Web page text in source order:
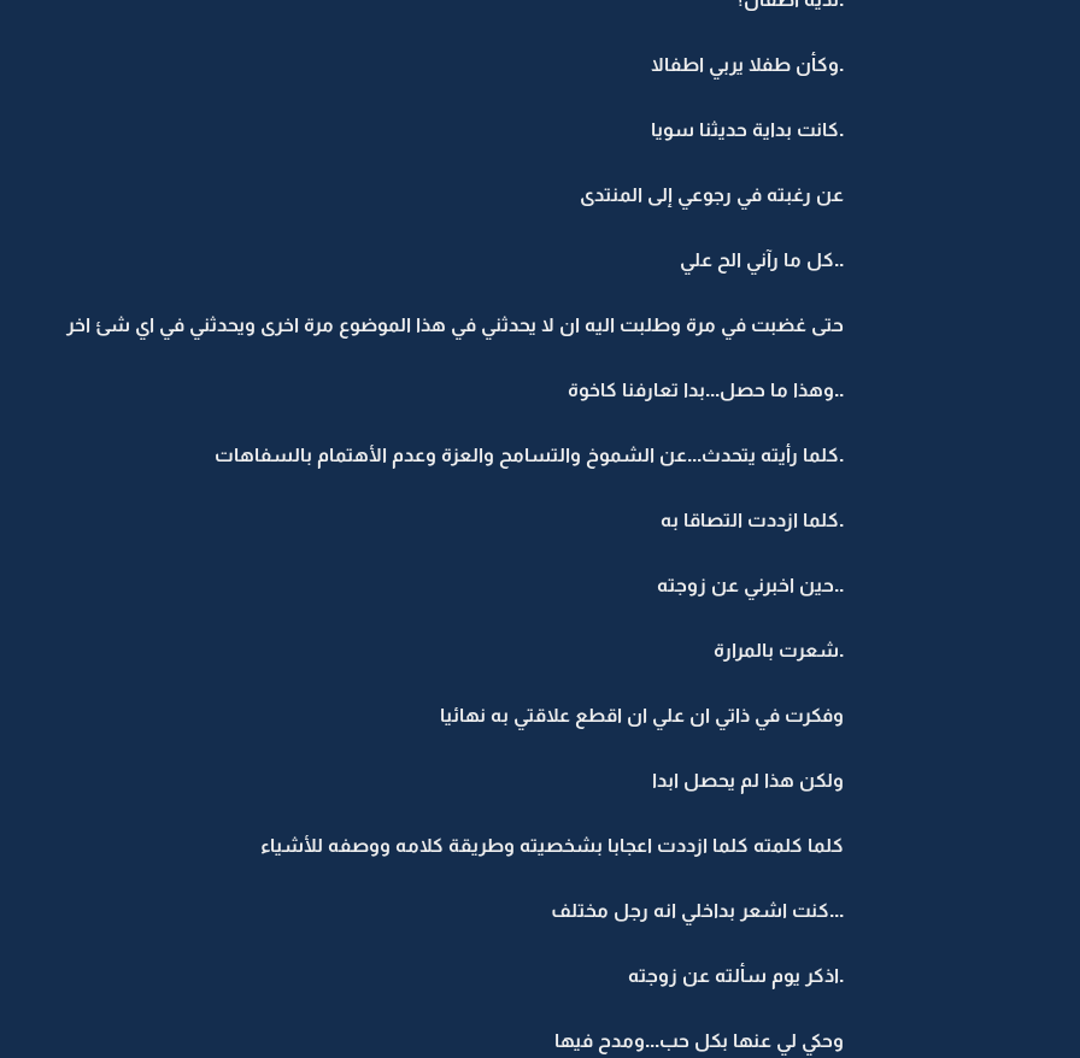
.وكأن طفلا يربي اطفالا
.كانت بداية حديثنا سويا
عن رغبته في رجوعي إلى المنتدى
..كل ما رآني الح علي
حتى غضبت في مرة وطلبت اليه ان لا يحدثني في هذا الموضوع مرة اخرى ويحدثني في اي شئ اخر
..وهذا ما حصل...بدا تعارفنا كاخوة
.كلما رأيته يتحدث...عن الشموخ والتسامح والعزة وعدم الأهتمام بالسفاهات
.كلما ازددت التصاقا به
..حين اخبرني عن زوجته
.شعرت بالمرارة
وفكرت في ذاتي ان علي ان اقطع علاقتي به نهائيا
ولكن هذا لم يحصل ابدا
كلما كلمته كلما ازددت اعجابا بشخصيته وطريقة كلامه ووصفه للأشياء
...كنت اشعر بداخلي انه رجل مختلف
.اذكر يوم سألته عن زوجته
وحكي لي عنها بكل حب...ومدح فيها